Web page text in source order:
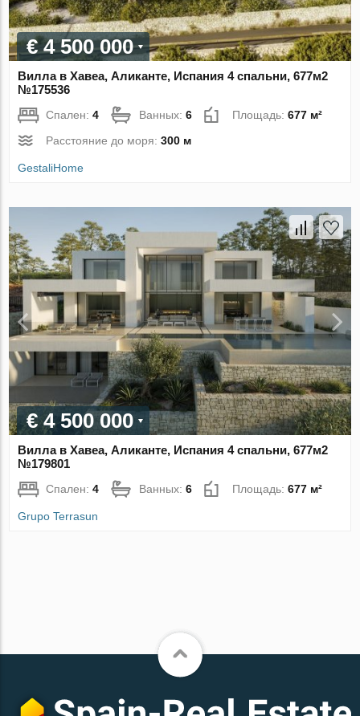
€ 4 500 000
Вилла в Хавеа, Аликанте, Испания 4 спальни, 677м2
№175536
Спален:4 Ванных:6 Площадь:677 м²
Расстояние до моря:300 м
GestaliHome
€ 4 500 000
Вилла в Хавеа, Аликанте, Испания 4 спальни, 677м2
№179801
Спален:4 Ванных:6 Площадь:677 м²
Grupo Terrasun